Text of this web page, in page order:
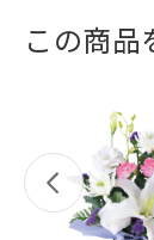
この商品